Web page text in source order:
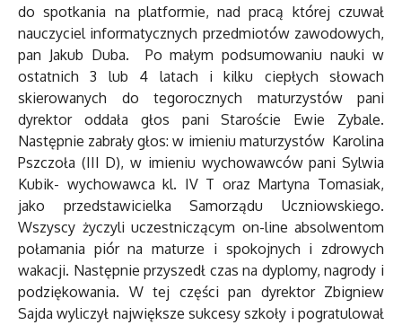
do spotkania na platformie, nad pracą której czuwał
nauczyciel informatycznych przedmiotów zawodowych,
pan Jakub Duba. Po małym podsumowaniu nauki w
ostatnich 3 lub 4 latach i kilku ciepłych słowach
skierowanych do tegorocznych maturzystów pani
dyrektor oddała głos pani Staroście Ewie Zybale.
Następnie zabrały głos: w imieniu maturzystów Karolina
Pszczoła (III D), w imieniu wychowawców pani Sylwia
Kubik- wychowawca kl. IV T oraz Martyna Tomasiak,
jako przedstawicielka Samorządu Uczniowskiego.
Wszyscy życzyli uczestniczącym on-line absolwentom
połamania piór na maturze i spokojnych i zdrowych
wakacji. Następnie przyszedł czas na dyplomy, nagrody i
podziękowania. W tej części pan dyrektor Zbigniew
Sajda wyliczył największe sukcesy szkoły i pogratulował